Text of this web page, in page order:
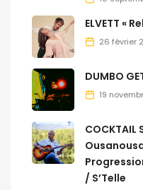
ELVETT «
26 février
DUMBO
19
COCKTAIL
/ S’Telle